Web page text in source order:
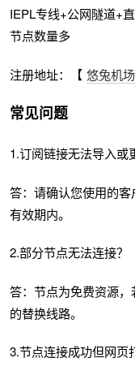
IEPL专线+公网隧道+
节点数量多
注册地址：【 悠兔机
常见问题
1.订阅链接无法导入或
答：请确认您使用的
有效期内。
2.部分节点无法连接？
答：节点为免费资源
的替换线路。
3.节点连接成功但网页